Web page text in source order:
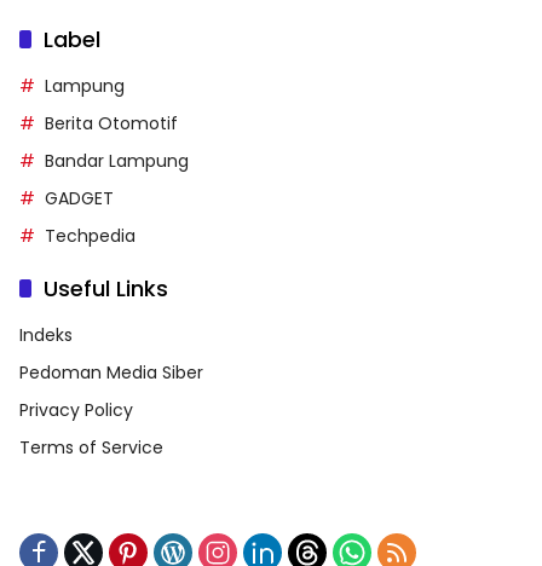
Label
Lampung
Berita Otomotif
Bandar Lampung
GADGET
Techpedia
Useful Links
Indeks
Pedoman Media Siber
Privacy Policy
Terms of Service